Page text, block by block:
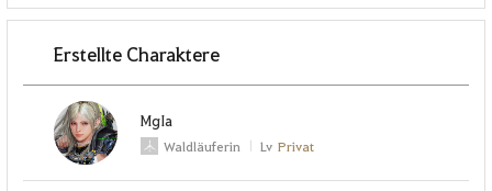
Erstellte Charaktere
MgIa
Waldläuferin Lv Privat